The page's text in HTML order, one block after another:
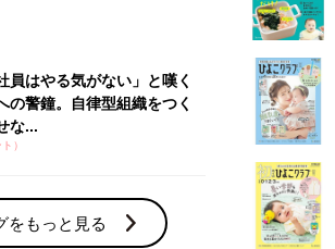
員はやる気がない」と嘆く
の警鐘。自律型組織をつく
な...
）
をもっと見る